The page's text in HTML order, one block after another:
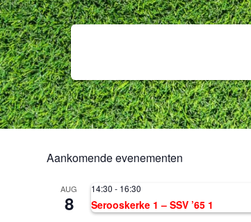
Aankomende evenementen
AUG
8
14:30 - 16:30
Serooskerke 1 – SSV ’65 1